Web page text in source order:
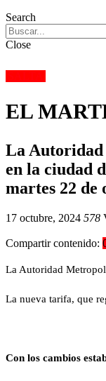
Search
Close
EL
La Autoridad
en la ciudad
martes 22 de
17 octubre, 2024 578
Compartir contenido:
La Autoridad
La nueva tarifa, que
Con los cambios